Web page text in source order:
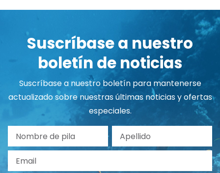
Suscríbase a nuestro
boletín de noticias
Suscríbase a nuestro boletín para mantenerse
actualizado sobre nuestras últimas noticias y ofertas
especiales.
Nombre de pila